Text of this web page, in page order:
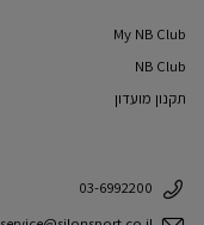
My NB Club
NB Club
תקנון מועדון
03-6992200